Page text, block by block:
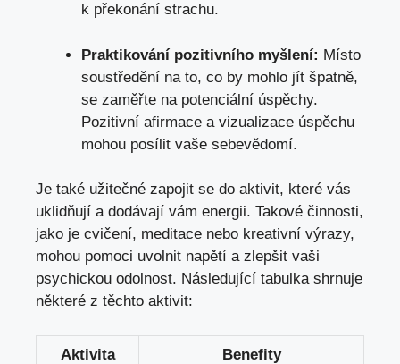
k překonání strachu.
Praktikování pozitivního‍ myšlení: Místo
soustředění na to, co by mohlo jít špatně,
se ⁤zaměřte na potenciální⁣ úspěchy.
⁤Pozitivní‍ afirmace a vizualizace úspěchu
mohou posílit vaše ⁣sebevědomí.
Je také užitečné zapojit se ‌do aktivit, které vás
uklidňují a dodávají vám energii. Takové činnosti,
jako je cvičení, meditace ‍nebo⁤ kreativní výrazy,
mohou pomoci uvolnit napětí a zlepšit vaši ​
psychickou odolnost. Následující ‌tabulka shrnuje
některé z těchto aktivit:
Aktivita Benefity